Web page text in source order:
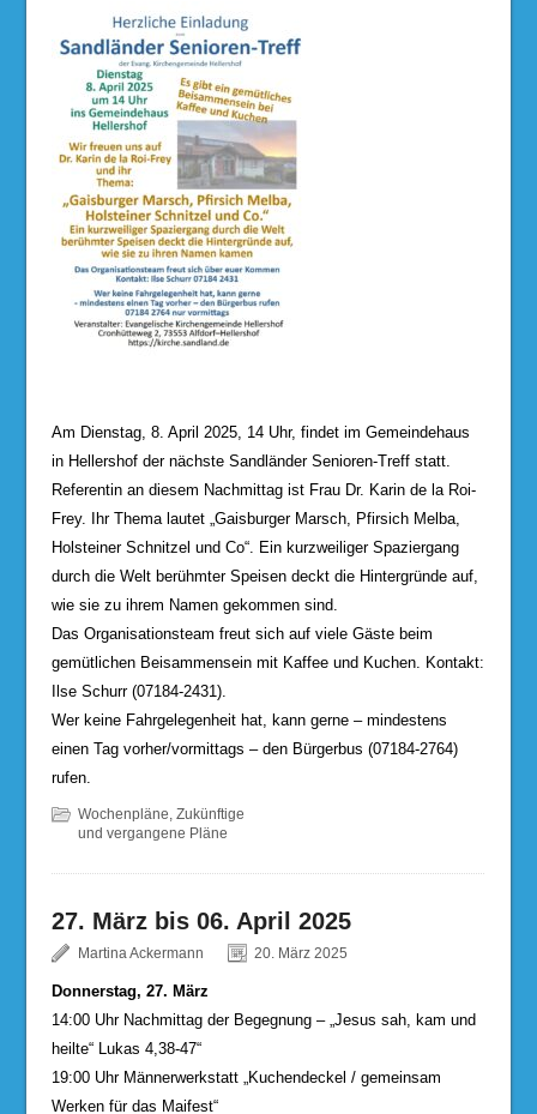
Am Dienstag, 8. April 2025, 14 Uhr, findet im Gemeindehaus
in Hellershof der nächste Sandländer Senioren-Treff statt.
Referentin an diesem Nachmittag ist Frau Dr. Karin de la Roi-
Frey. Ihr Thema lautet „Gaisburger Marsch, Pfirsich Melba,
Holsteiner Schnitzel und Co“. Ein kurzweiliger Spaziergang
durch die Welt berühmter Speisen deckt die Hintergründe auf,
wie sie zu ihrem Namen gekommen sind.
Das Organisationsteam freut sich auf viele Gäste beim
gemütlichen Beisammensein mit Kaffee und Kuchen. Kontakt:
Ilse Schurr (07184-2431).
Wer keine Fahrgelegenheit hat, kann gerne – mindestens
einen Tag vorher/vormittags – den Bürgerbus (07184-2764)
rufen.
Wochenpläne, Zukünftige
und vergangene Pläne
27. März bis 06. April 2025
Martina Ackermann 20. März 2025
Donnerstag, 27. März
14:00 Uhr Nachmittag der Begegnung – „Jesus sah, kam und
heilte“ Lukas 4,38-47“
19:00 Uhr Männerwerkstatt „Kuchendeckel / gemeinsam
Werken für das Maifest“